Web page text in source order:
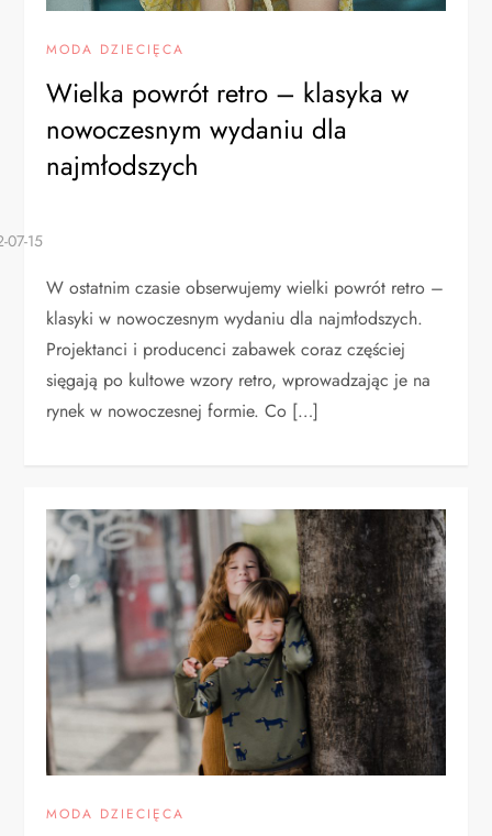
MODA DZIECIĘCA
Wielka powrót retro – klasyka w
nowoczesnym wydaniu dla
najmłodszych
W ostatnim czasie obserwujemy wielki powrót retro –
klasyki w nowoczesnym wydaniu dla najmłodszych.
Projektanci i producenci zabawek coraz częściej
sięgają po kultowe wzory retro, wprowadzając je na
rynek w nowoczesnej formie. Co […]
MODA DZIECIĘCA